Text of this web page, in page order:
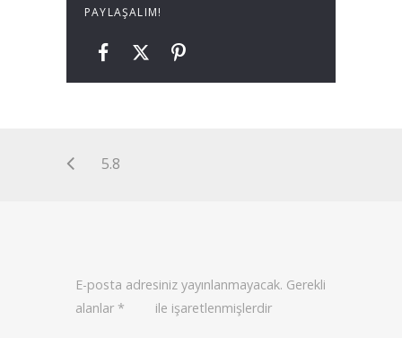
PAYLAŞALIM!
5.8
E-posta adresiniz yayınlanmayacak. Gerekli
alanlar * ile işaretlenmişlerdir